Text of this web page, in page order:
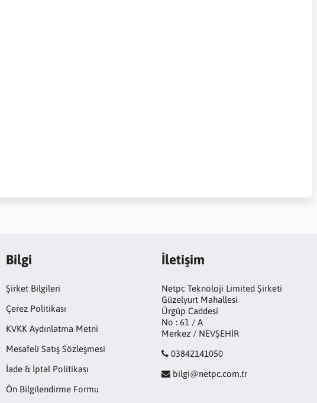
Bilgi
Şirket Bilgileri
Çerez Politikası
KVKK Aydınlatma Metni
Mesafeli Satış Sözleşmesi
İade & İptal Politikası
Ön Bilgilendirme Formu
İletişim
Netpc Teknoloji Limited Şirketi
Güzelyurt Mahallesi
Ürgüp Caddesi
No : 61 / A
Merkez / NEVŞEHİR
03842141050
bilgi@netpc.com.tr